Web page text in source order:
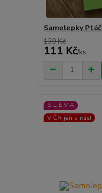
Samolepky
139 Kč
111 Kč/ks
S L E V A
V ČR jen u nás!